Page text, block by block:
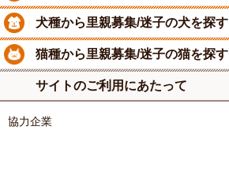
犬種から里親募集/迷子の犬を探す
猫種から里親募集/迷子の猫を探す
サイトのご利用にあたって
協力企業